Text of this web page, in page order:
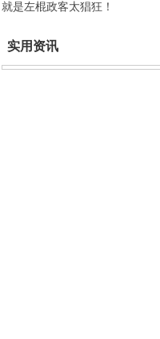
就是左棍政客太猖狂！
实用资讯